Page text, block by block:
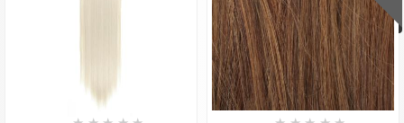
Syntetiskt löshår lockigt Gloriatråd dip dye -